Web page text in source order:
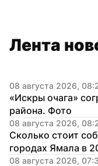
Лента
08 августа 2026,
«Искры очага»
района. Фото
08 августа 2026,
Сколько стоит
городах Ямала в
08 августа 2026,